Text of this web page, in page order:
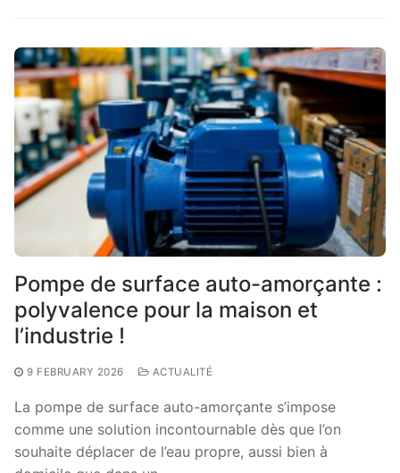
Pompe de surface auto-amorçante :
polyvalence pour la maison et
l’industrie !
9 FEBRUARY 2026 ACTUALITÉ
La pompe de surface auto-amorçante s’impose
comme une solution incontournable dès que l’on
souhaite déplacer de l’eau propre, aussi bien à